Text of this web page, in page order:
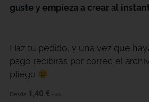
guste y empieza a crear al
Haz tu pedido, y una vez que
pago recibirás por correo el
pliego
Desde 1,40 € + IVA